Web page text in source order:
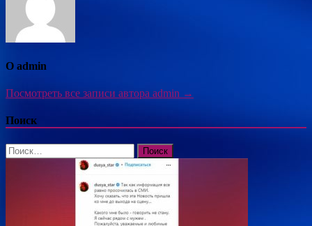
О admin
Посмотреть все записи автора admin →
Поиск
Найти: